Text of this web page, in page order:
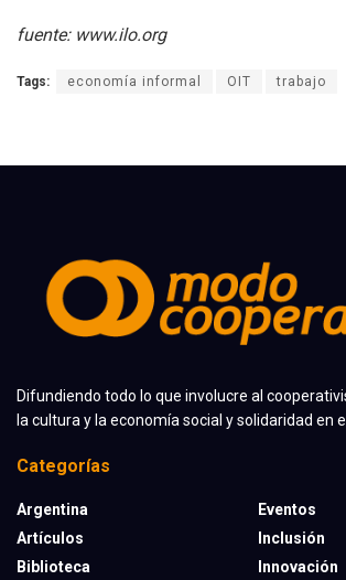
fuente: www.ilo.org
Tags: economía informal OIT trabajo
Difundiendo todo lo que involucre al
la cultura y la economía social y solidaridad en
Categorías
Argentina
Artículos
Biblioteca
Eventos
Inclusión
Innovación